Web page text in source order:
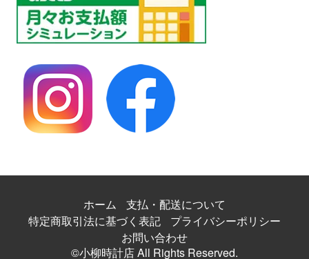
ホーム
支払・配送について
特定商取引法に基づく表記
プライバシーポリシー
お問い合わせ
©小柳時計店 All Rights Reserved.